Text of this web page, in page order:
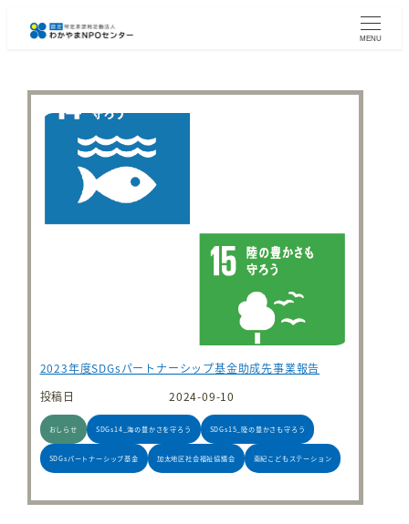
MENU
2023年度SDGsパートナーシップ基金助成先事業報告
投稿日
2024-09-10
おしらせ SDGs14_海の豊かさを守ろう SDGs15_陸の豊かさも守ろう
SDGsパートナーシップ基金 加太地区社会福祉協議会 南紀こどもステーション